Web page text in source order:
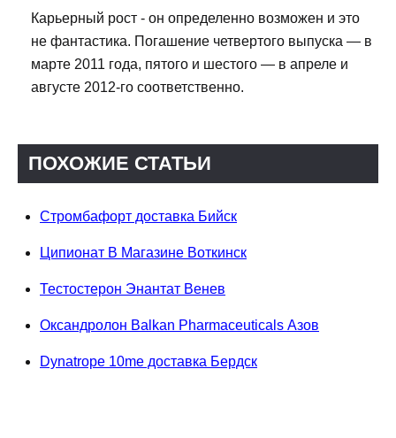
Карьерный рост - он определенно возможен и это
не фантастика. Погашение четвертого выпуска — в
марте 2011 года, пятого и шестого — в апреле и
августе 2012-го соответственно.
ПОХОЖИЕ СТАТЬИ
Стромбафорт доставка Бийск
Ципионат В Магазине Воткинск
Тестостерон Энантат Венев
Оксандролон Balkan Pharmaceuticals Азов
Dynatrope 10me доставка Бердск